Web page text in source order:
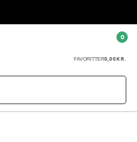
FAVORITTER0,00 KR.
0